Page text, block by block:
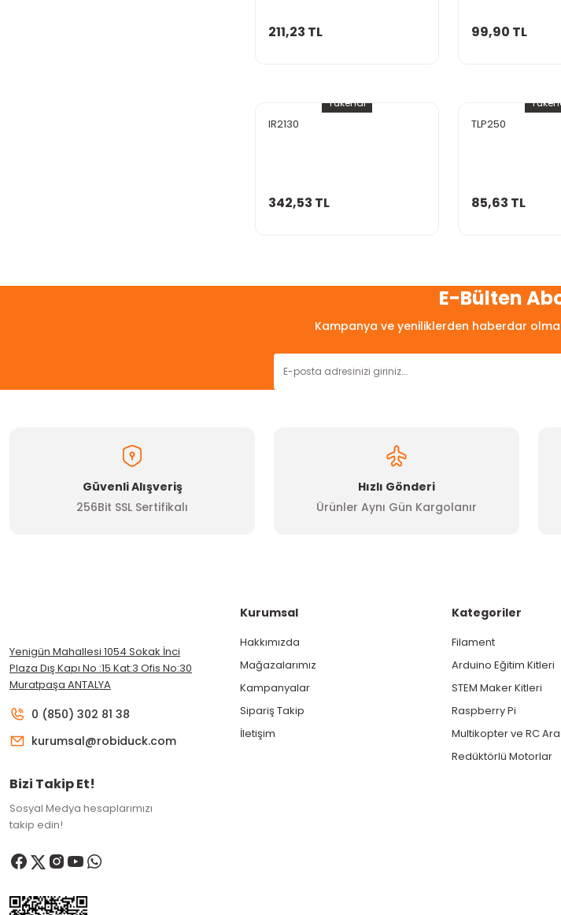
211,23 TL 99,90 TL
Tükendi
IR2130
342,53 TL
TLP250
85,63 TL
E-Bülten
Kampanya ve yeniliklerden haberdar
Güvenli Alışveriş
256Bit SSL Sertifikalı
Hızlı Gönderi
Ürünler Aynı Gün Kargolanır
Yenigün Mahallesi 1054 Sokak İnci
Plaza Dış Kapı No :15 Kat:3 Ofis No:30
Muratpaşa ANTALYA
0 (850) 302 81 38
kurumsal@robiduck.com
Bizi Takip Et!
Sosyal Medya hesaplarımızı
takip edin!
Kurumsal
Hakkımızda
Mağazalarımız
Kampanyalar
Sipariş Takip
İletişim
Kategoriler
Filament
Arduino Eğitim Kitleri
STEM Maker Kitleri
Raspberry Pi
Multikopter ve RC
Redüktörlü Motorlar